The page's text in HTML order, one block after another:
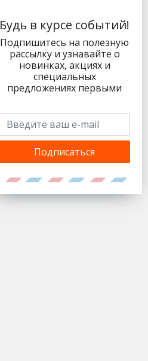
Будь в курсе событий!
Подпишитесь на полезную
рассылку и узнавайте о
новинках, акциях и
специальных
предложениях первыми
Подписаться